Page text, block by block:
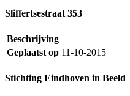
Sliffertsestraat 353
Beschrijving
Geplaatst op 11-10-2015
Stichting Eindhoven in Beeld